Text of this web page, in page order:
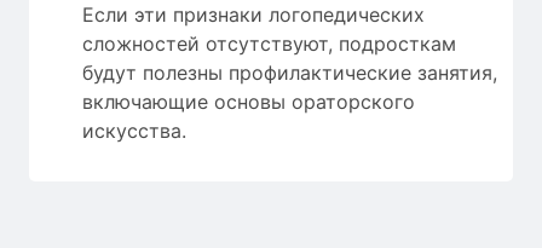
Если эти признаки логопедических
сложностей отсутствуют, подросткам
будут полезны профилактические занятия,
включающие основы ораторского
искусства.